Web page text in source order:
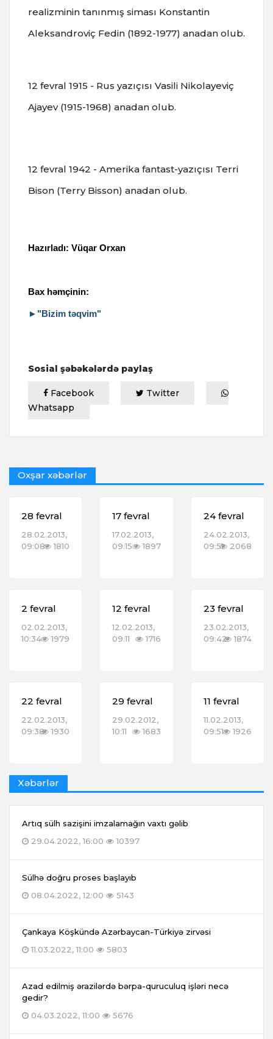
realizminin tanınmış siması Konstantin
Aleksandroviç Fedin (1892-1977) anadan olub.
12 fevral 1915 - Rus yazıçısı Vasili Nikolayeviç
Ajayev (1915-1968) anadan olub.
12 fevral 1942 - Amerika fantast-yazıçısı Terri
Bison (Terry Bisson) anadan olub.
Hazırladı: Vüqar Orxan
Bax həmçinin:
►"Bizim təqvim"
Sosial şəbəkələrdə paylaş
Facebook
Twitter
Whatsapp
Oxşar xəbərlər
28 fevral
28.02.2013,
09:08
1810
17 fevral
17.02.2013,
09:15
1897
24 fevral
24.02.2013,
09:51 2068
2 fevral
02.02.2013,
10:34
1979
12 fevral
12.02.2013,
09:11
1716
23 fevral
23.02.2013,
09:42 1874
22 fevral
22.02.2013,
09:38
1930
29 fevral
29.02.2012,
10:11
1683
11 fevral
11.02.2013,
09:51
1926
Xəbərlər
Artıq sülh sazişini imzalamağın vaxtı gəlib
29.04.2022, 16:00
10397
Sülhə doğru proses başlayıb
08.04.2022, 12:00
5143
Çankaya Köşkündə Azərbaycan-Türkiyə zirvəsi
11.03.2022, 11:00
5803
Azad edilmiş ərazilərdə bərpa-quruculuq işləri necə
gedir?
04.03.2022, 11:00
5676